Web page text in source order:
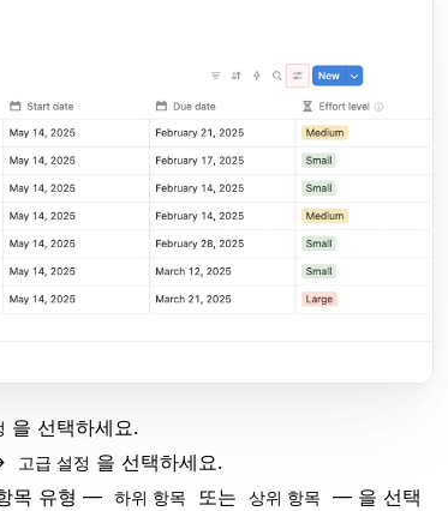
을 선택하세요.
고급 설정 을 선택하세요.
목 유형 — 하위 항목 또는 상위 항목
— 을 선택